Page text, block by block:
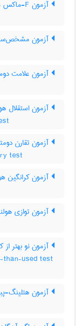
آزمون F-ماکس هارتلی
آزمون
آزمون علامت
آزمون استقلال
آزمون تقارن
test
آزمون کرانگین
آزمون توازی
آزمون نو بهتر
than-used test
آزمون هتلینگ-